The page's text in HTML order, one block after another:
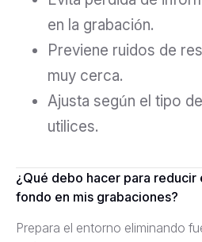
en la grabación.
Previene ruidos de
muy cerca.
Ajusta según el tipo
utilices.
¿Qué debo hacer para reducir
fondo en mis grabaciones?
Prepara el entorno eliminando